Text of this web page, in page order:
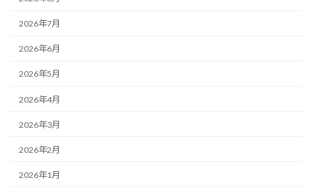
2026年7月
2026年6月
2026年5月
2026年4月
2026年3月
2026年2月
2026年1月